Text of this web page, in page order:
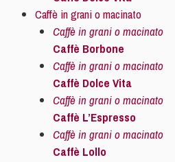
Caffè in grani o macinato
Caffè in grani o macinato
Caffè Borbone
Caffè in grani o macinato
Caffè Dolce Vita
Caffè in grani o macinato
Caffè L’Espresso
Caffè in grani o macinato
Caffè Lollo